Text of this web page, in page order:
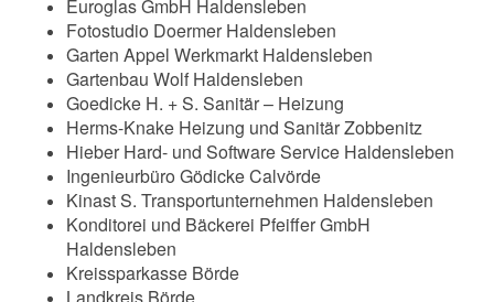
Euroglas GmbH Haldensleben
Fotostudio Doermer Haldensleben
Garten Appel Werkmarkt Haldensleben
Gartenbau Wolf Haldensleben
Goedicke H. + S. Sanitär – Heizung
Herms-Knake Heizung und Sanitär Zobbenitz
Hieber Hard- und Software Service Haldensleben
Ingenieurbüro Gödicke Calvörde
Kinast S. Transportunternehmen Haldensleben
Konditorei und Bäckerei Pfeiffer GmbH
Haldensleben
Kreissparkasse Börde